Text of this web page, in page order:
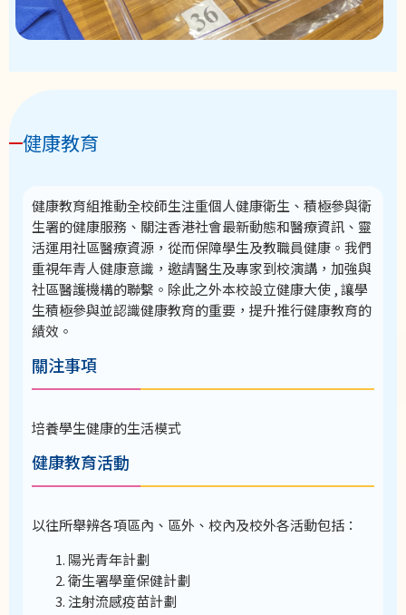
健康教育
健康教育組推動全校師生注重個人健康衛生、積極參與衛
生署的健康服務、關注香港社會最新動態和醫療資訊、靈
活運用社區醫療資源，從而保障學生及教職員健康。我們
重視年青人健康意識，邀請醫生及專家到校演講，加強與
社區醫護機構的聯繫。除此之外本校設立健康大使 , 讓學
生積極參與並認識健康教育的重要，提升推行健康教育的
績效。
關注事項
培養學生健康的生活模式
健康教育活動
以往所舉辨各項區內、區外、校內及校外各活動包括：
陽光青年計劃
衛生署學童保健計劃
注射流感疫苗計劃